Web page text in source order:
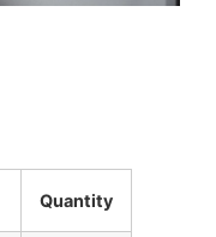
Quantity